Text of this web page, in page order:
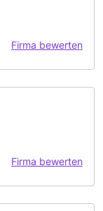
Firma bewerten
Firma bewerten